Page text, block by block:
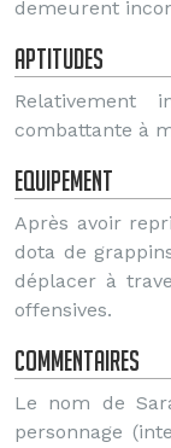
demeurent
Aptitudes
Relativement
combattante à
Equipement
Après avoir
dota de
déplacer à
offensives.
Commentaires
Le nom de
personnage